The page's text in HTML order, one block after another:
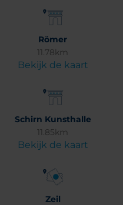
Römer
11.78km
Bekijk de kaart
Schirn Kunsthalle
11.85km
Bekijk de kaart
Zeil